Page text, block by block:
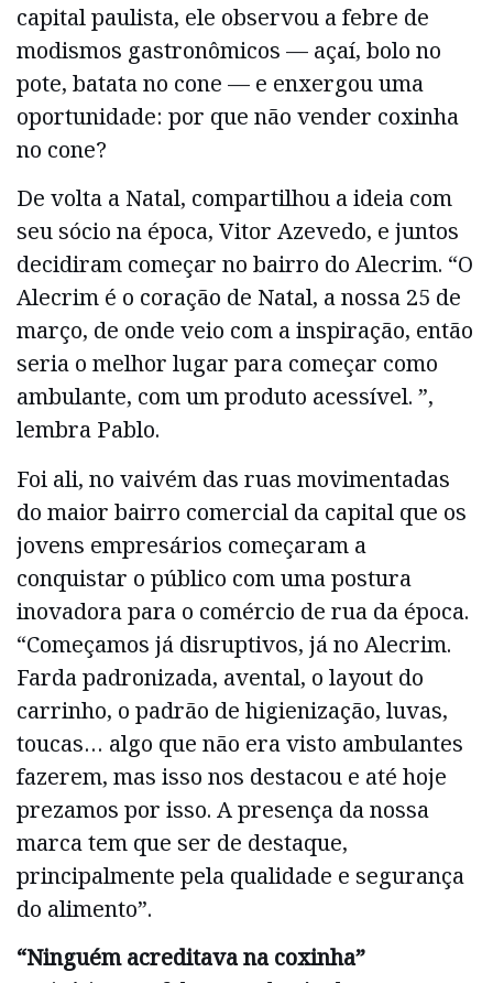
capital paulista, ele observou a febre de
modismos gastronômicos — açaí, bolo no
pote, batata no cone — e enxergou uma
oportunidade: por que não vender coxinha
no cone?
De volta a Natal, compartilhou a ideia com
seu sócio na época, Vitor Azevedo, e juntos
decidiram começar no bairro do Alecrim. “O
Alecrim é o coração de Natal, a nossa 25 de
março, de onde veio com a inspiração, então
seria o melhor lugar para começar como
ambulante, com um produto acessível. ”,
lembra Pablo.
Foi ali, no vaivém das ruas movimentadas
do maior bairro comercial da capital que os
jovens empresários começaram a
conquistar o público com uma postura
inovadora para o comércio de rua da época.
“Começamos já disruptivos, já no Alecrim.
Farda padronizada, avental, o layout do
carrinho, o padrão de higienização, luvas,
toucas… algo que não era visto ambulantes
fazerem, mas isso nos destacou e até hoje
prezamos por isso. A presença da nossa
marca tem que ser de destaque,
principalmente pela qualidade e segurança
do alimento”.
“Ninguém acreditava na coxinha”